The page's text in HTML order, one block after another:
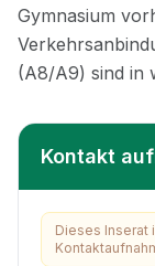
Kontakt
Dieses Inserat